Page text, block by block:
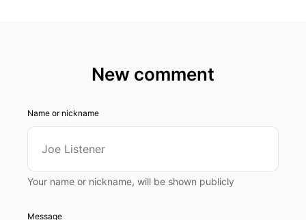
New comment
Name or nickname
Your name or nickname, will be shown publicly
Message